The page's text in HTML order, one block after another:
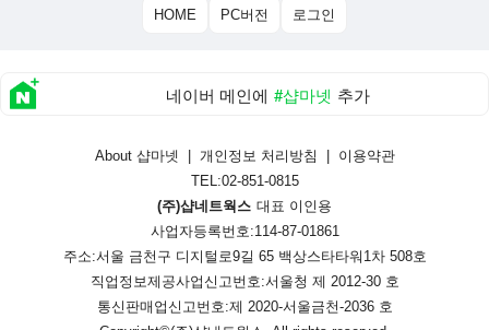
HOME PC버전 로그인
네이버 메인에 #샵마넷 추가
About 샵마넷 개인정보 처리방침
이용약관
TEL:02-851-0815
(주)샵네트웍스 대표 이인용
사업자등록번호:114-87-01861
주소:서울 금천구 디지털로9길 65 백상스타타워1차 508호
직업정보제공사업신고번호:서울청 제 2012-30 호
통신판매업신고번호:제 2020-서울금천-2036 호